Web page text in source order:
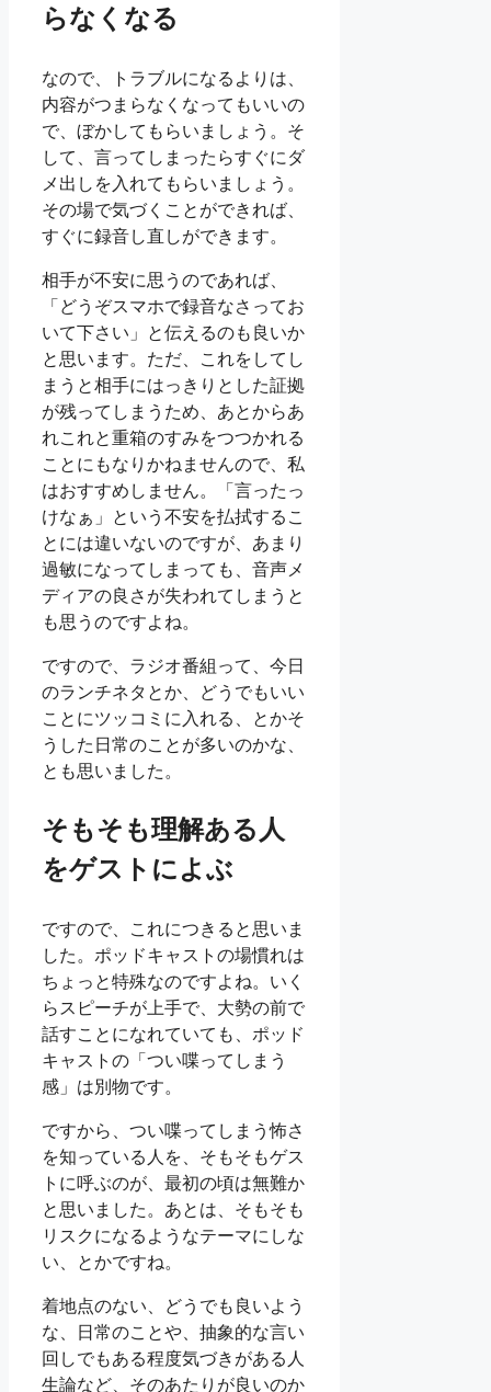
らなくなる
なので、トラブルになるよりは、
内容がつまらなくなってもいいの
で、ぼかしてもらいましょう。そ
して、言ってしまったらすぐにダ
メ出しを入れてもらいましょう。
その場で気づくことができれば、
すぐに録音し直しができます。
相手が不安に思うのであれば、
「どうぞスマホで録音なさってお
いて下さい」と伝えるのも良いか
と思います。ただ、これをしてし
まうと相手にはっきりとした証拠
が残ってしまうため、あとからあ
れこれと重箱のすみをつつかれる
ことにもなりかねませんので、私
はおすすめしません。「言ったっ
けなぁ」という不安を払拭するこ
とには違いないのですが、あまり
過敏になってしまっても、音声メ
ディアの良さが失われてしまうと
も思うのですよね。
ですので、ラジオ番組って、今日
のランチネタとか、どうでもいい
ことにツッコミに入れる、とかそ
うした日常のことが多いのかな、
とも思いました。
そもそも理解ある人
をゲストによぶ
ですので、これにつきると思いま
した。ポッドキャストの場慣れは
ちょっと特殊なのですよね。いく
らスピーチが上手で、大勢の前で
話すことになれていても、ポッド
キャストの「つい喋ってしまう
感」は別物です。
ですから、つい喋ってしまう怖さ
を知っている人を、そもそもゲス
トに呼ぶのが、最初の頃は無難か
と思いました。あとは、そもそも
リスクになるようなテーマにしな
い、とかですね。
着地点のない、どうでも良いよう
な、日常のことや、抽象的な言い
回しでもある程度気づきがある人
生論など、そのあたりが良いのか